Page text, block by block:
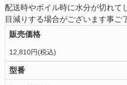
配送時やボイル時に水分が切れて
目減りする場合がございます事ご
販売価格
12,810円(税込)
型番